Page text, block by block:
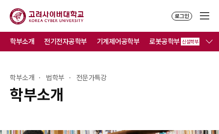
로그인
학부소개
학부소개 법학부 전문가특강
학부소개 전기전자공학부 기계제어공학부 로봇공학부 신설학부 컴